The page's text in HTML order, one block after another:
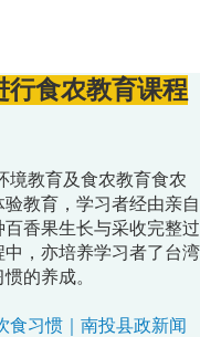
行食农教育课程
境教育及食农教育食农
教育，学习者经由亲自
香果生长与采收完整过
，亦培养学习者了台湾
的养成。
食习惯｜南投县政新闻